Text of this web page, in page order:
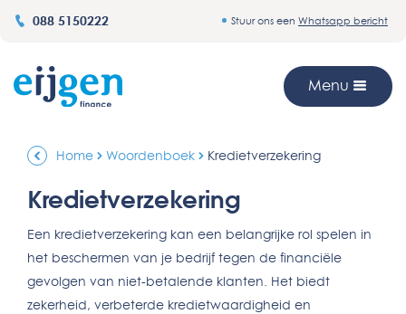
088 5150222 Stuur ons een Whatsapp bericht
Menu
Home Woordenboek Kredietverzekering
Kredietverzekering
Een kredietverzekering kan een belangrijke rol spelen in
het beschermen van je bedrijf tegen de financiële
gevolgen van niet-betalende klanten. Het biedt
zekerheid, verbeterde kredietwaardigheid en